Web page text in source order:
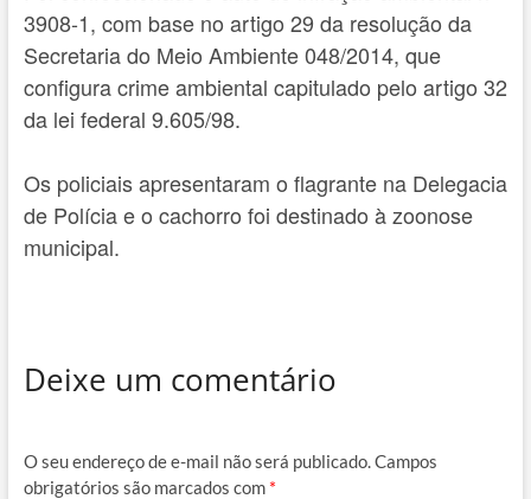
3908-1, com base no artigo 29 da resolução da
Secretaria do Meio Ambiente 048/2014, que
configura crime ambiental capitulado pelo artigo 32
da lei federal 9.605/98.
Os policiais apresentaram o flagrante na Delegacia
de Polícia e o cachorro foi destinado à zoonose
municipal.
Deixe um comentário
O seu endereço de e-mail não será publicado.Campos
obrigatórios são marcados com *